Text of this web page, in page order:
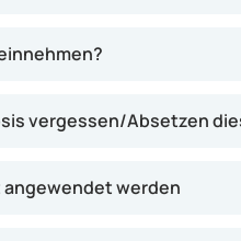
vergessen/Absetzen
angewendet werden